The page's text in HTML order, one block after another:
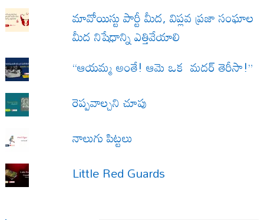
మావోయిస్టు పార్టీ మీద, విప్లవ ప్రజా సంఘాల
మీద నిషేధాన్ని ఎత్తివేయాలి
“ఆయమ్మ అంతే! ఆమె ఒక మదర్ తెరీసా!”
రెప్పవాల్చని చూపు
నాలుగు పిట్టలు
Little Red Guards